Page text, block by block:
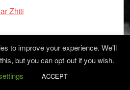
Zhiti
Log in
to improve your experience. We'll
but you can opt-out if you wish.
ACCEPT